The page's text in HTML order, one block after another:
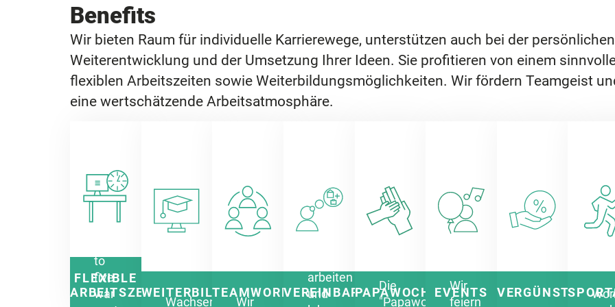
Benefits
Wir bieten Raum für individuelle Karrierewege, unterstützen auch bei der persönlichen
Weiterentwicklung und der Umsetzung Ihrer Ideen. Sie profitieren von einem
flexiblen Arbeitszeiten sowie Weiterbildungsmöglichkeiten. Wir fördern Teamgeist
eine wertschätzende Arbeitsatmosphäre.
FLEXIBLE
ARBEITSZEITEN
to
five
war
WEITERBILDUNG
Wachsen
TEAMWORK
Wir
VEREINBARKEIT
arbeiten
und
PAPAWOCHEN
Die
"Papawochen"
EVENTS
Wir
feiern